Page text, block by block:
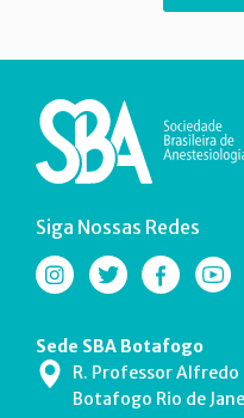
Siga Nossas Redes
Sede SBA Botafogo
R. Professor Alfredo
Botafogo Rio de